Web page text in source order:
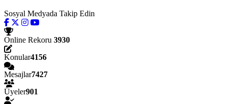
Sosyal Medyada Takip Edin
Online Rekoru 3930
Konular4156
Mesajlar7427
Üyeler901